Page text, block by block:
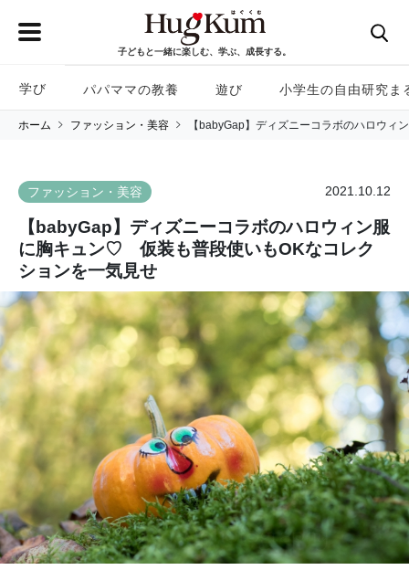
子どもと一緒に楽しむ、学ぶ、成長する。
学び パパママの教養 遊び 小学生の自由研究ま
ホーム ファッション・美容 【babyGap】ディズニーコラボのハロウ
ファッション・美容 2021.10.12
【babyGap】ディズニーコラボのハロウィン服
に胸キュン♡ 仮装も普段使いもOKなコレク
ションを一気見せ